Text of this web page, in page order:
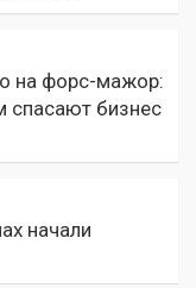
на форс-мажор:
спасают бизнес
начали